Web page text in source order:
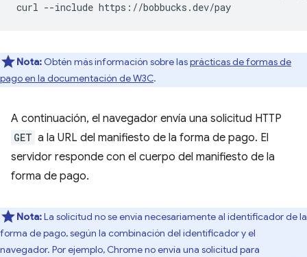
curl --include
Nota: Obtén más información sobre lasprácticas de formas de
pago en la documentación de W3C.
A continuación, el navegador envía una solicitud HTTP
GET a la URL del manifiesto de la forma de pago. El
servidor responde con el cuerpo del manifiesto de la
forma de pago.
Nota:La solicitud no se envía necesariamente al identificador de la
forma de pago, según la combinación del identificador y el
navegador. Por ejemplo, Chrome no envía una solicitud para